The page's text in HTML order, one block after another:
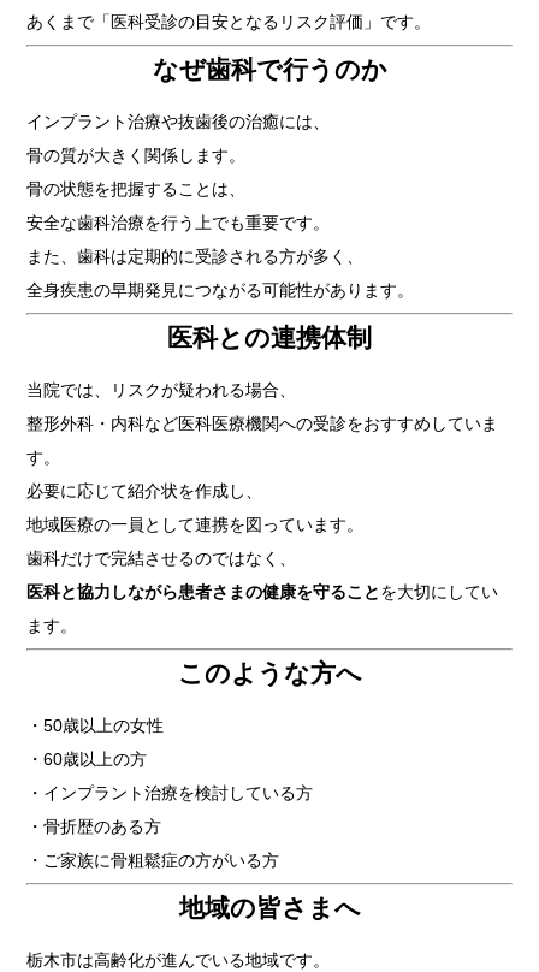
あくまで「医科受診の目安となるリスク評価」です。
なぜ歯科で行うのか
インプラント治療や抜歯後の治癒には、
骨の質が大きく関係します。
骨の状態を把握することは、
安全な歯科治療を行う上でも重要です。
また、歯科は定期的に受診される方が多く、
全身疾患の早期発見につながる可能性があります。
医科との連携体制
当院では、リスクが疑われる場合、
整形外科・内科など医科医療機関への受診をおすすめしていま
す。
必要に応じて紹介状を作成し、
地域医療の一員として連携を図っています。
歯科だけで完結させるのではなく、
医科と協力しながら患者さまの健康を守ることを大切にしてい
ます。
このような方へ
・50歳以上の女性
・60歳以上の方
・インプラント治療を検討している方
・骨折歴のある方
・ご家族に骨粗鬆症の方がいる方
地域の皆さまへ
栃木市は高齢化が進んでいる地域です。